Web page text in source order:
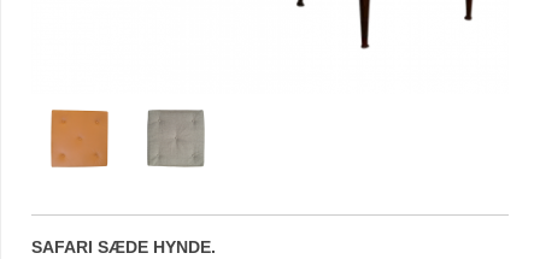
SAFARI SÆDE HYNDE.